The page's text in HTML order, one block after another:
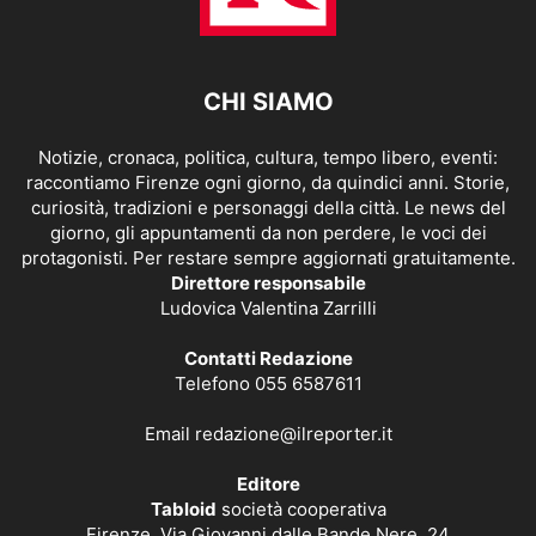
CHI SIAMO
Notizie, cronaca, politica, cultura, tempo libero, eventi:
raccontiamo Firenze ogni giorno, da quindici anni. Storie,
curiosità, tradizioni e personaggi della città. Le news del
giorno, gli appuntamenti da non perdere, le voci dei
protagonisti. Per restare sempre aggiornati gratuitamente.
Direttore responsabile
Ludovica Valentina Zarrilli
Contatti Redazione
Telefono 055 6587611
Email redazione@ilreporter.it
Editore
Tabloid società cooperativa